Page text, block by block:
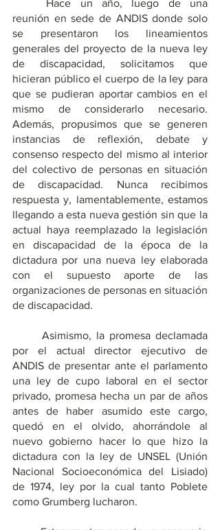
reunión en sede de ANDIS donde solo
se presentaron los lineamientos
generales del proyecto de la nueva ley
de discapacidad, solicitamos que
hicieran público el cuerpo de la ley para
que se pudieran aportar cambios en el
mismo de considerarlo necesario.
Además, propusimos que se generen
instancias de reflexión, debate y
consenso respecto del mismo al interior
del colectivo de personas en situación
de discapacidad. Nunca recibimos
respuesta y, lamentablemente, estamos
llegando a esta nueva gestión sin que la
actual haya reemplazado la legislación
en discapacidad de la época de la
dictadura por una nueva ley elaborada
con el supuesto aporte de las
organizaciones de personas en situación
de discapacidad.
por el actual director ejecutivo de
ANDIS de presentar ante el parlamento
una ley de cupo laboral en el sector
privado, promesa hecha un par de años
antes de haber asumido este cargo,
quedó en el olvido, ahorrándole al
nuevo gobierno hacer lo que hizo la
dictadura con la ley de UNSEL (Unión
Nacional Socioeconómica del Lisiado)
de 1974, ley por la cual tanto Poblete
como Grumberg lucharon.